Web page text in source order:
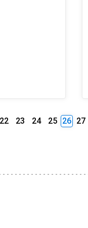
22 23 24 25 26 27